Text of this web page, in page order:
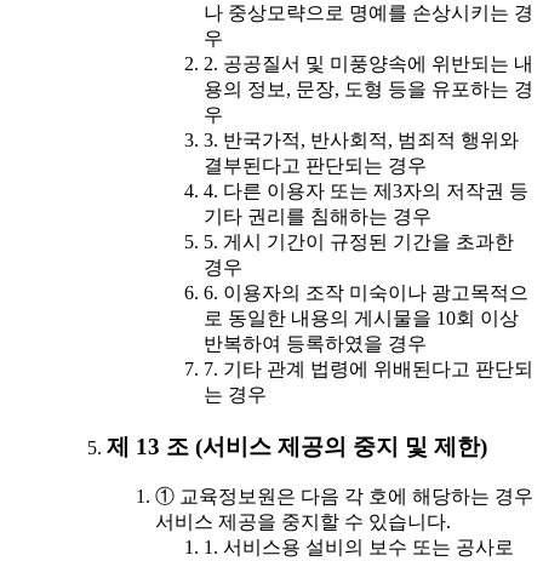
나 중상모략으로 명예를 손상시키는 경
우
2. 공공질서 및 미풍양속에 위반되는 내
용의 정보, 문장, 도형 등을 유포하는 경
우
3. 반국가적, 반사회적, 범죄적 행위와
결부된다고 판단되는 경우
4. 다른 이용자 또는 제3자의 저작권 등
기타 권리를 침해하는 경우
5. 게시 기간이 규정된 기간을 초과한
경우
6. 이용자의 조작 미숙이나 광고목적으
로 동일한 내용의 게시물을 10회 이상
반복하여 등록하였을 경우
7. 기타 관계 법령에 위배된다고 판단되
는 경우
제 13 조 (서비스 제공의 중지 및 제한)
① 교육정보원은 다음 각 호에 해당하는 경우
서비스 제공을 중지할 수 있습니다.
1. 서비스용 설비의 보수 또는 공사로